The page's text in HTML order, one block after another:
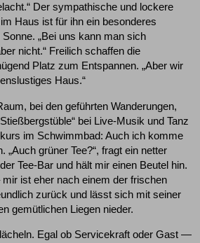
Der sympathische und lockere
Haus ist für ihn ein besonderes
„Bei uns kann man sich
nicht.“ Freilich schaffen die
Platz zum Entspannen. „Aber wir
Haus.“
bei den geführten Wanderungen,
bei Live-Musik und Tanz
im Schwimmbad: Auch ich komme
„Auch grüner Tee?“, fragt ein netter
Tee-Bar und hält mir einen Beutel hin.
ist eher nach einem der frischen
zurück und lässt sich mit seiner
gemütlichen Liegen nieder.
Egal ob Servicekraft oder Gast —